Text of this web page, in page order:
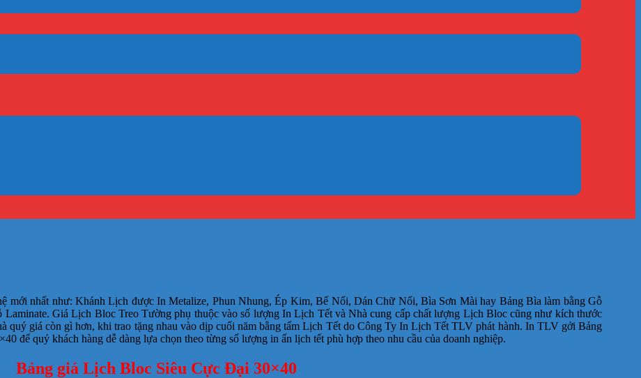
mới nhất như: Khánh Lịch được In Metalize, Phun Nhung, Ép Kim, Bế Nổi, Dán Chữ Nổi, Bìa Sơn Mài hay Bảng Bìa làm bằng Gỗ
Giá Lịch Bloc Treo Tường phụ thuộc vào số lượng In Lịch Tết và Nhà cung cấp chất lượng Lịch Bloc cũng như kích thước
giá còn gì hơn, khi trao tặng nhau vào dịp cuối năm bằng tấm Lịch Tết do Công Ty In Lịch Tết TLV phát hành. In TLV gởi Bảng
để quý khách hàng dễ dàng lựa chọn theo từng số lượng in ấn lịch tết phù hợp theo nhu cầu của doanh nghiệp.
Bảng giá Lịch Bloc Siêu Cực Đại 30×40